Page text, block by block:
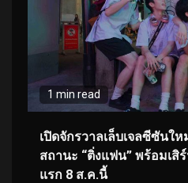
1 min read
เปิดจักรวาลเล็บเจลซีซันให
สถานะ “ติ่งแฟน” พร้อมเ
แรก 8 ส.ค.นี้